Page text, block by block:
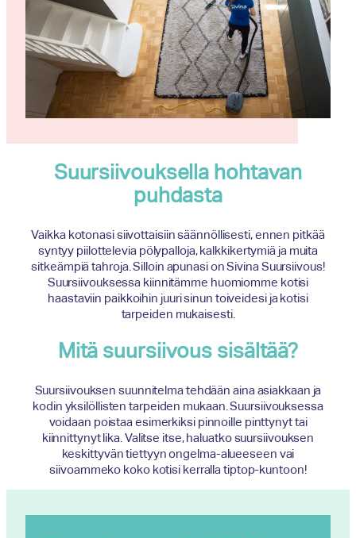
Suursiivouksella hohtavan
puhdasta
Vaikka kotonasi siivottaisiin säännöllisesti, ennen pitkää
syntyy piilottelevia pölypalloja, kalkkikertymiä ja muita
sitkeämpiä tahroja. Silloin apunasi on Sivina Suursiivous!
Suursiivouksessa kiinnitämme huomiomme kotisi
haastaviin paikkoihin juuri sinun toiveidesi ja kotisi
tarpeiden mukaisesti.
Mitä suursiivous sisältää?
Suursiivouksen suunnitelma tehdään aina asiakkaan ja
kodin yksilöllisten tarpeiden mukaan. Suursiivouksessa
voidaan poistaa esimerkiksi pinnoille pinttynyt tai
kiinnittynyt lika. Valitse itse, haluatko suursiivouksen
keskittyvän tiettyyn ongelma-alueeseen vai
siivoammeko koko kotisi kerralla tiptop-kuntoon!